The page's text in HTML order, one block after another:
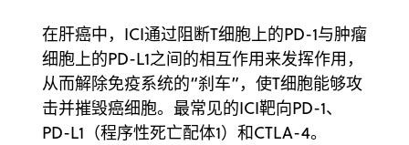
在肝癌中，ICI通过阻断T细胞上的PD-1与肿瘤
细胞上的PD-L1之间的相互作用来发挥作用，
从而解除免疫系统的“刹车”，使T细胞能够攻
击并摧毁癌细胞。最常见的ICI靶向PD-1、
PD-L1（程序性死亡配体1）和CTLA-4。